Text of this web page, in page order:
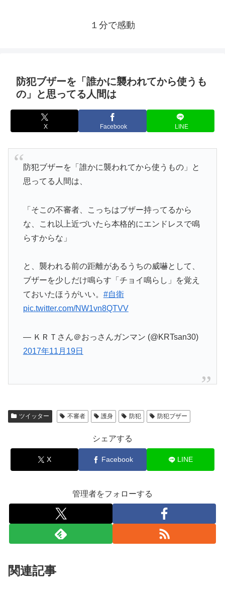
１分で感動
防犯ブザーを「誰かに襲われてから使うも
の」と思ってる人間は
X Facebook LINE
防犯ブザーを「誰かに襲われてから使うもの」と
思ってる人間は、
「そこの不審者、こっちはブザー持ってるから
な、これ以上近づいたら本格的にエンドレスで鳴
らすからな」
と、襲われる前の距離があるうちの威嚇として、
ブザーを少しだけ鳴らす「チョイ鳴らし」を覚え
ておいたほうがいい。 #自衛
pic.twitter.com/NW1vn8QTVV
— ＫＲＴさん＠おっさんガンマン (@KRTsan30)
2017年11月19日
ツイッター 不審者 護身 防犯 防犯ブザー
シェアする
X Facebook LINE
管理者をフォローする
関連記事